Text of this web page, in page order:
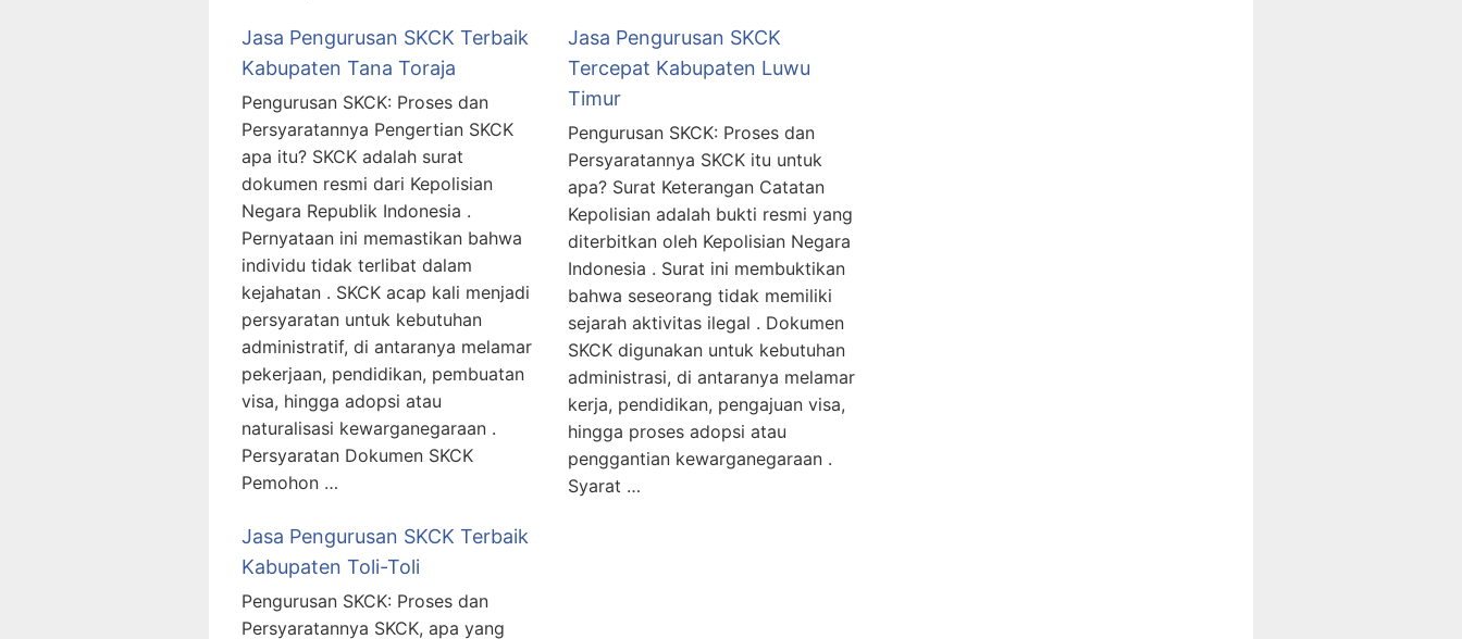
Jasa Pengurusan SKCK Terbaik
Kabupaten Tana Toraja
Pengurusan SKCK: Proses dan
Persyaratannya Pengertian SKCK
apa itu? SKCK adalah surat
dokumen resmi dari Kepolisian
Negara Republik Indonesia .
Pernyataan ini memastikan bahwa
individu tidak terlibat dalam
kejahatan . SKCK acap kali menjadi
persyaratan untuk kebutuhan
administratif, di antaranya melamar
pekerjaan, pendidikan, pembuatan
visa, hingga adopsi atau
naturalisasi kewarganegaraan .
Persyaratan Dokumen SKCK
Pemohon …
Jasa Pengurusan SKCK
Tercepat Kabupaten Luwu
Timur
Pengurusan SKCK: Proses dan
Persyaratannya SKCK itu untuk
apa? Surat Keterangan Catatan
Kepolisian adalah bukti resmi yang
diterbitkan oleh Kepolisian Negara
Indonesia . Surat ini membuktikan
bahwa seseorang tidak memiliki
sejarah aktivitas ilegal . Dokumen
SKCK digunakan untuk kebutuhan
administrasi, di antaranya melamar
kerja, pendidikan, pengajuan visa,
hingga proses adopsi atau
penggantian kewarganegaraan .
Syarat …
Jasa Pengurusan SKCK Terbaik
Kabupaten Toli-Toli
Pengurusan SKCK: Proses dan
Persyaratannya SKCK, apa yang